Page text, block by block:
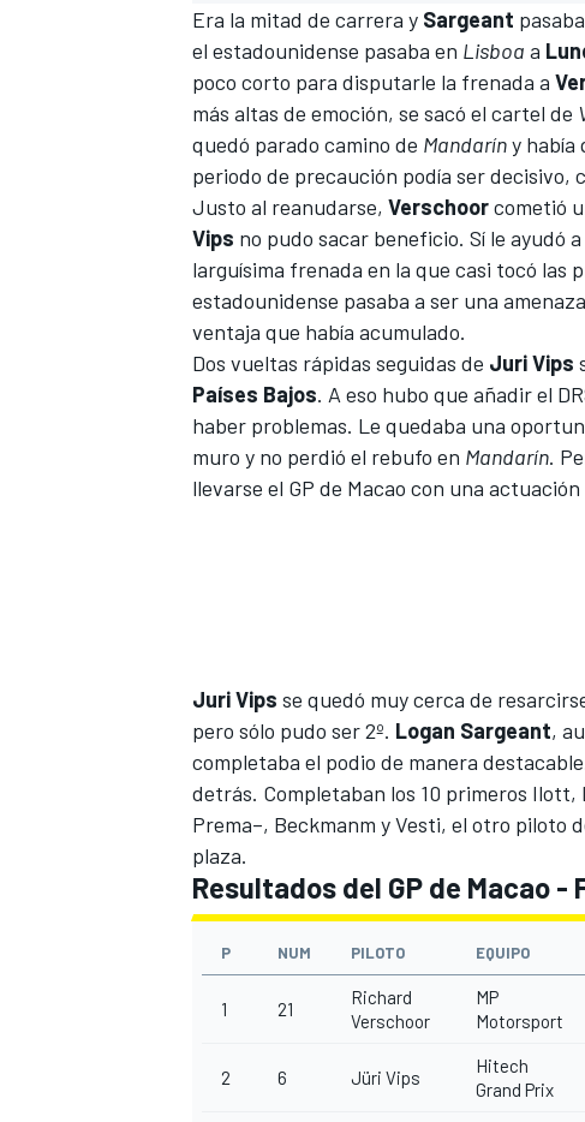
MÁS CATEGORÍAS
Era la mitad de carrera y Sargeant
el estadounidense pasaba en Lisboa a
poco corto para disputarle la frenada a
más altas de emoción, se sacó el cartel de
quedó parado camino de Mandaríny había
periodo de precaución podía ser decisivo,
Justo al reanudarse, Verschoorcometió
Vips no pudo sacar beneficio. Sí le ayudó
larguísima frenada en la que casi tocó las
estadounidense pasaba a ser una
ventaja que había acumulado.
Dos vueltas rápidas seguidas de Juri Vips
Países Bajos. A eso hubo que añadir el
haber problemas. Le quedaba una
muro y no perdió el rebufo en Mandarín.
llevarse el GP de Macao con una
Juri Vips se quedó muy cerca de
pero sólo pudo ser 2º. Logan Sargeant,
completaba el podio de manera
detrás. Completaban los 10 primeros
Prema–, Beckmanm y Vesti, el otro piloto
plaza.
Resultados del GP de Macao -
P NUM PILOTO EQUIPO
1 21
Richard
Verschoor
MP
Motorsport
2 6 Jüri Vips
Hitech
Grand Prix